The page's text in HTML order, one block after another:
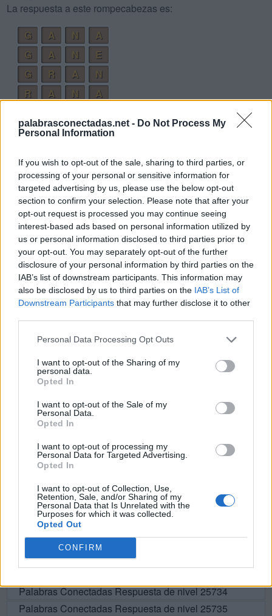
palabrasconectadas.net - Do Not Process My
Personal Information
If you wish to opt-out of the sale, sharing to third parties, or
processing of your personal or sensitive information for
targeted advertising by us, please use the below opt-out
section to confirm your selection. Please note that after your
opt-out request is processed you may continue seeing
interest-based ads based on personal information utilized by
us or personal information disclosed to third parties prior to
your opt-out. You may separately opt-out of the further
disclosure of your personal information by third parties on the
IAB’s list of downstream participants. This information may
also be disclosed by us to third parties on the IAB’s List of
Downstream Participants that may further disclose it to other
Personal Data Processing Opt Outs
I want to opt-out of the Sharing of my
personal data.
Opted In
I want to opt-out of the Sale of my
Personal Data.
Opted In
I want to opt-out of processing my
Personal Data for Targeted Advertising.
Opted In
I want to opt-out of Collection, Use,
Retention, Sale, and/or Sharing of my
Personal Data that Is Unrelated with the
Purposes for which it was collected.
Opted Out
CONFIRM
La respuesta a este rompecabezas es:
G
A N
A
G
A N
E
G
R A
N
R
A N
A
N
E G R
E
N G A Ñ A
R
Palabras extra:
E
R A
N
A
R A
N
G
A N A
R
N
E G A
R
G
R A N
A
A
R E N G
A
N G A Ñ
A
E N G
A
R E
R
R A
BUSCAR MÁS
RESPUESTAS
Por favor seleccione los niveles:
Palabras Conectadas Respuesta de nivel 25731
Palabras Conectadas Respuesta de nivel 25732
Palabras Conectadas Respuesta de nivel 25734
Palabras Conectadas Respuesta de nivel 25735